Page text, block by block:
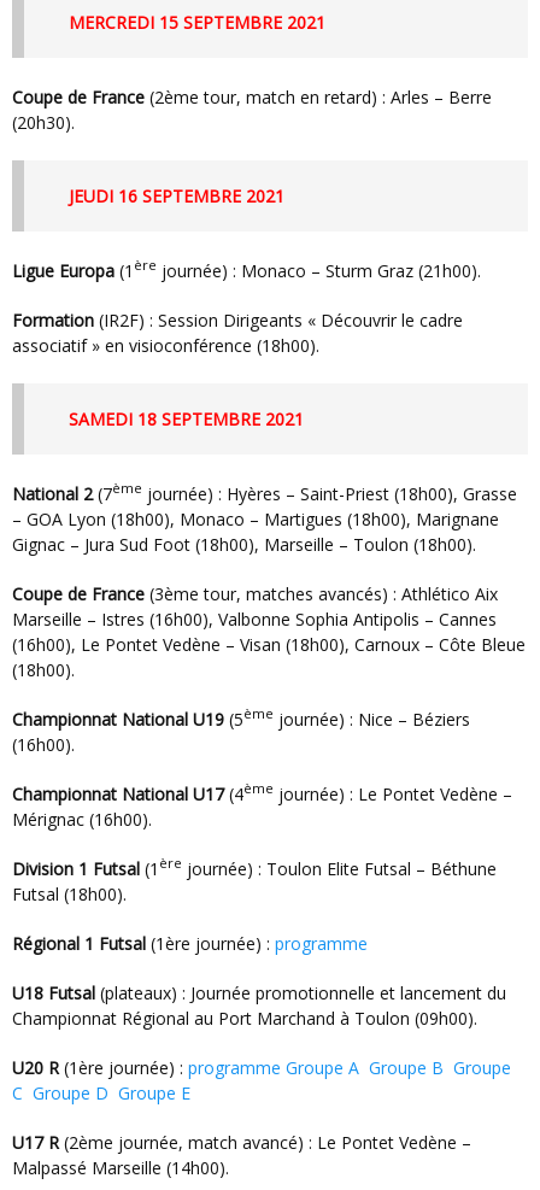
MERCREDI 15 SEPTEMBRE 2021
Coupe de France (2ème tour, match en retard) : Arles – Berre
(20h30).
JEUDI 16 SEPTEMBRE 2021
Ligue Europa (1 ère journée) : Monaco – Sturm Graz (21h00).
Formation (IR2F) : Session Dirigeants « Découvrir le cadre
associatif » en visioconférence (18h00).
SAMEDI 18 SEPTEMBRE 2021
National 2(7ème journée) : Hyères – Saint-Priest (18h00), Grasse
– GOA Lyon (18h00), Monaco – Martigues (18h00), Marignane
Gignac – Jura Sud Foot (18h00), Marseille – Toulon (18h00).
Coupe de France (3ème tour, matches avancés) : Athlético Aix
Marseille – Istres (16h00), Valbonne Sophia Antipolis – Cannes
(16h00), Le Pontet Vedène – Visan (18h00), Carnoux – Côte Bleue
(18h00).
Championnat National U19 (5ème journée) : Nice – Béziers
(16h00).
Championnat National U17(4ème journée) : Le Pontet Vedène –
Mérignac (16h00).
Division 1 Futsal (1 ère journée) : Toulon Elite Futsal – Béthune
Futsal (18h00).
Régional 1 Futsal (1ère journée) : programme
U18 Futsal (plateaux) : Journée promotionnelle et lancement du
Championnat Régional au Port Marchand à Toulon (09h00).
U20 R(1ère journée) : programme Groupe A Groupe B Groupe
C Groupe D Groupe E
U17 R(2ème journée, match avancé) : Le Pontet Vedène –
Malpassé Marseille (14h00).